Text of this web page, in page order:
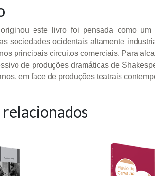
este livro foi pensada como
sociedades ocidentais altamente
principais circuitos comerciais. Para
de produções dramáticas de
em face de produções teatrais